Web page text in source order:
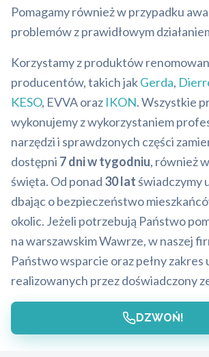
Pomagamy również w przypadku
problemów z prawidłowym
Korzystamy z produktów
producentów, takich jakGerda,
KESO, EVVA oraz IKON. Wszystkie
wykonujemy z wykorzystaniem
narzędzi i sprawdzonych części
dostępni 7 dni w tygodniu, również
święta. Od ponad 30 latświadczymy
dbając o bezpieczeństwo
okolic. Jeżeli potrzebują Państwo
na warszawskim Wawrze, w naszej
Państwo wsparcie oraz pełny zakres
realizowanych przez doświadczony
DZWOŃ!